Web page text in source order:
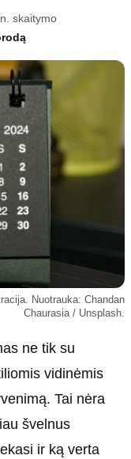
politika
sąlygos
politika
politika
politika
skaitymo
Nuotrauka: Chandan
Chaurasia / Unsplash.
ne tik su
vidinėmis
Tai nėra
švelnus
ir ką verta